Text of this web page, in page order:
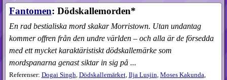
Fantomen: Dödskallemorden*
En rad bestialiska mord skakar Morristown. Utan undantag
kommer offren från den undre världen – och alla är de försedda
med ett mycket karaktäristiskt dödskallemärke som
mordspanarna genast siktar in sig på ...
Referenser: Dogai Singh, Dödskallemärket, Ilja Lusjin, Moses Kakunda,